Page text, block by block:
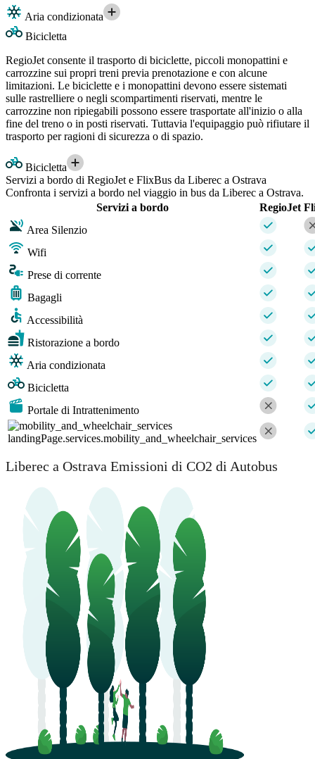
Aria condizionata
Bicicletta
RegioJet consente il trasporto di biciclette, piccoli monopattini e
carrozzine sui propri treni previa prenotazione e con alcune
limitazioni. Le biciclette e i monopattini devono essere sistemati
sulle rastrelliere o negli scompartimenti riservati, mentre le
carrozzine non ripiegabili possono essere trasportate all'inizio o alla
fine del treno o in posti riservati. Tuttavia l'equipaggio può rifiutare il
trasporto per ragioni di sicurezza o di spazio.
Bicicletta
Servizi a bordo di RegioJet e FlixBus da Liberec a Ostrava
Confronta i servizi a bordo nel viaggio in bus da Liberec a Ostrava.
Servizi a bordo
RegioJet
Area Silenzio
Wifi
Prese di corrente
Bagagli
Accessibilità
Ristorazione a bordo
Aria condizionata
Bicicletta
Portale di Intrattenimento
landingPage.services.mobility_and_wheelchair_services
Liberec a Ostrava Emissioni di CO2 di Autobus